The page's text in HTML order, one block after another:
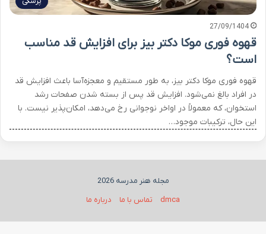
27/09/1404
قهوه فوری موکا دکتر بیز برای افزایش قد مناسب
است؟
قهوه فوری موکا دکتر بیز، به طور مستقیم و معجزه‌آسا باعث افزایش قد
در افراد بالغ نمی‌شود. افزایش قد پس از بسته شدن صفحات رشد
استخوان، که معمولاً در اواخر نوجوانی رخ می‌دهد، امکان‌پذیر نیست. با
این حال، ترکیبات موجود…
مجله هنر مدرسه 2026
dmca
تماس با ما درباره ما